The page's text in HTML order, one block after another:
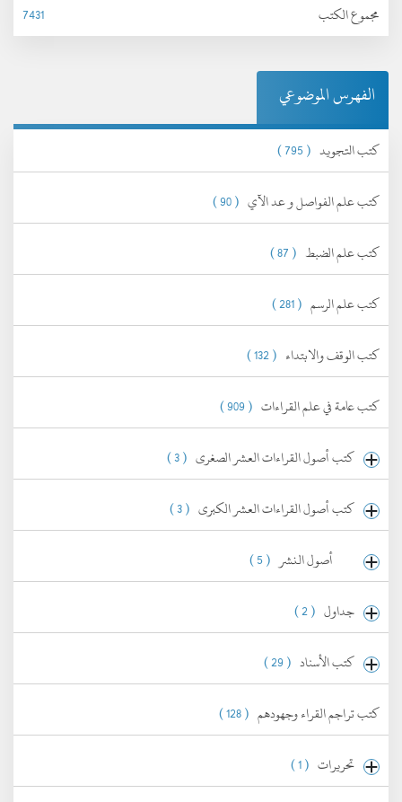
مجموع الكتب
7431
الفهرس الموضوعي
كتب التجويد ( 795 )
كتب علم الفواصل و عد الآي ( 90 )
كتب علم الضبط ( 87 )
كتب علم الرسم ( 281 )
كتب الوقف والابتداء ( 132 )
كتب عامة في علم القراءات ( 909 )
كتب أصول القراءات العشر الصغرى ( 3 )
كتب أصول القراءات العشر الكبرى ( 3 )
أصول النشر ( 5 )
جداول ( 2 )
كتب الأسناد ( 29 )
كتب تراجم القراء وجهودهم ( 128 )
تحريرات ( 1 )